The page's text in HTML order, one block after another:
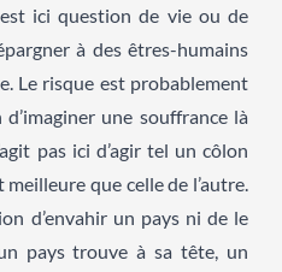
ici question de vie ou de
à des êtres-humains
Le risque est probablement
une souffrance là
pas ici d’agir tel un côlon
que celle de l’autre.
d’envahir un pays ni de le
pays trouve à sa tête, un